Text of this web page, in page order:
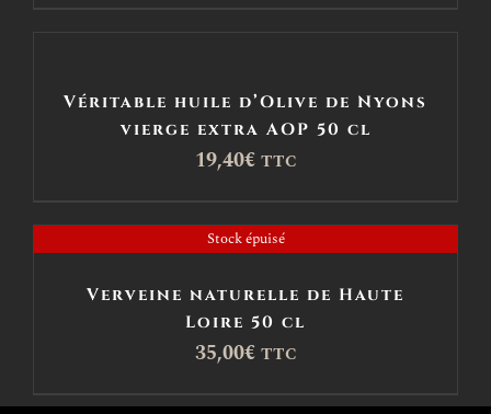
Véritable huile d’Olive de Nyons
vierge extra AOP 50 cl
19,40€ TTC
Stock épuisé
Verveine naturelle de Haute
Loire 50 cl
35,00€ TTC